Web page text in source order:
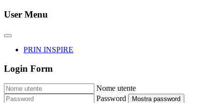
User Menu
PRIN INSPIRE
Login Form
Nome utente
Password
Mostra password